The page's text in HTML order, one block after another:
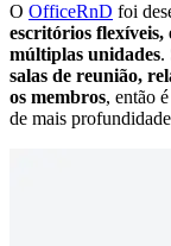
O OfficeRnD foi
escritórios flexíveis,
múltiplas unidades.
salas de reunião,
os membros, então
de mais